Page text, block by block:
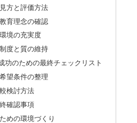
方と評価方法
育理念の確認
境の充実度
度と質の維持
功のための最終チェックリスト
望条件の整理
検討方法
確認事項
めの環境づくり